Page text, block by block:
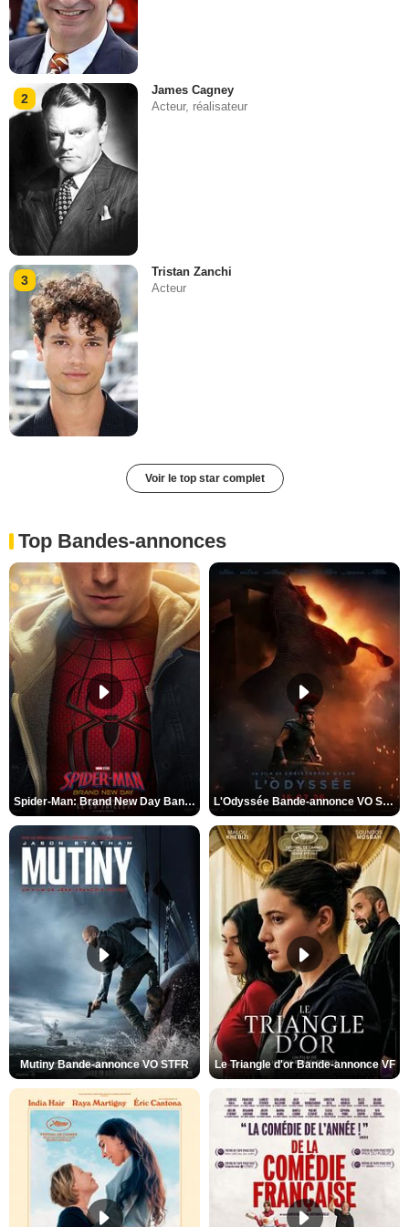
2
James Cagney
Acteur, réalisateur
3
Tristan Zanchi
Acteur
Voir le top star complet
Top Bandes-annonces
Spider-Man: Brand New Day Bande-annonce VO STFR L'Odyssée Bande-annonce VO STFR
Mutiny Bande-annonce VO STFR Le Triangle d'or Bande-annonce VF